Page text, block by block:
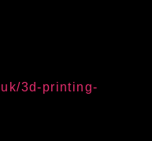
3d-printing-